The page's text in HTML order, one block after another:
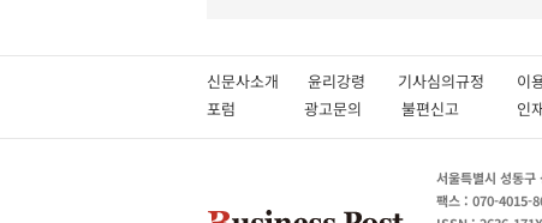
신문사소개 윤리강령 기사심의규정 이
포럼
광고문의 불편신고 인
서울특별시 성동
팩스 : 070-4015-